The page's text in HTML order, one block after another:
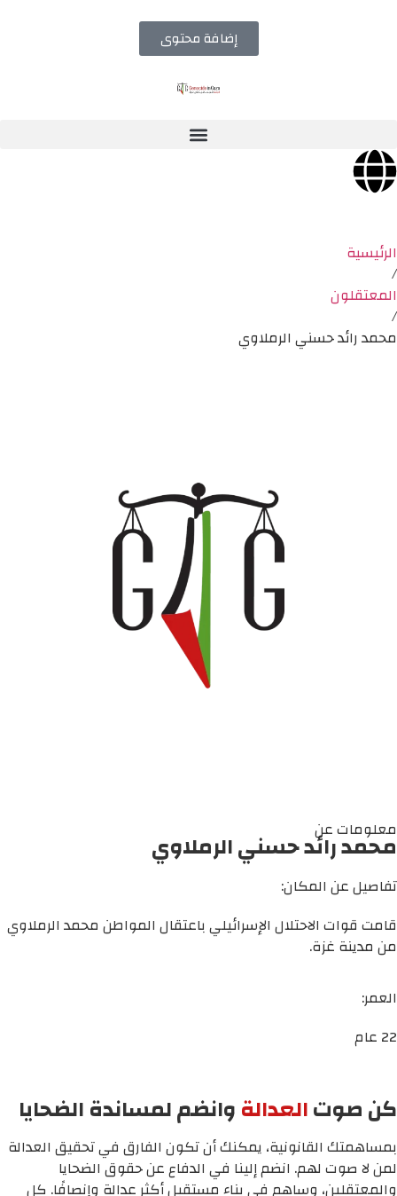
إضافة محتوى
الرئيسية
/
المعتقلون
/
محمد رائد حسني الرملاوي
معلومات عن
محمد رائد حسني الرملاوي
تفاصيل عن المكان:
قامت قوات الاحتلال الإسرائيلي باعتقال المواطن محمد الرملاوي
من مدينة غزة.
العمر:
22 عام
كن صوتالعدالةوانضم لمساندة الضحايا
بمساهمتك القانونية، يمكنك أن تكون الفارق في تحقيق العدالة
لمن لا صوت لهم. انضم إلينا في الدفاع عن حقوق الضحايا
والمعتقلين، وساهم في بناء مستقبل أكثر عدالة وإنصافًا. كل